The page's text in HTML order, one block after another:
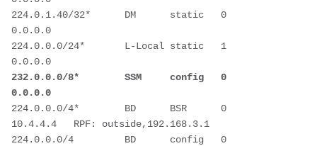
224.0.1.40/32*      DM      static   0
0.0.0.0
224.0.0.0/24*       L-Local static   1
0.0.0.0
232.0.0.0/8*        SSM     config   0
0.0.0.0
224.0.0.0/4*        BD      BSR      0
10.4.4.4   RPF: outside,192.168.3.1
224.0.0.0/4         BD      config   0